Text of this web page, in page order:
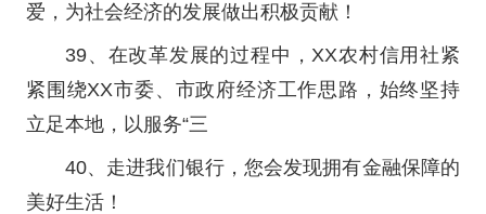
爱，为社会经济的发展做出积极贡献！
39、在改革发展的过程中，XX农村信用社紧
紧围绕XX市委、市政府经济工作思路，始终坚持
立足本地，以服务“三
40、走进我们银行，您会发现拥有金融保障的
美好生活！